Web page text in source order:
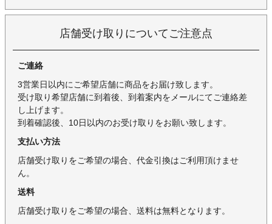
店舗受け取りについてご注意点
ご連絡
3営業日以内にご希望店舗に商品をお届け致します。
受け取り希望店舗に到着後、到着案内をメールにてご連絡差
し上げます。
到着確認後、10日以内のお受け取りをお願い致します。
支払い方法
店舗受け取りをご希望の場合、代金引換はご利用頂けませ
ん。
送料
店舗受け取りをご希望の場合、送料は無料となります。